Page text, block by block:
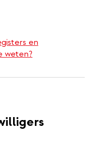
en
weten?